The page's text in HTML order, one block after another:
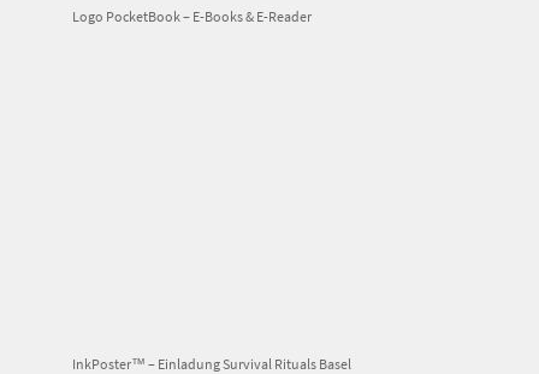
Logo PocketBook – E-Books & E-Reader
InkPoster™ – Einladung Survival Rituals Basel